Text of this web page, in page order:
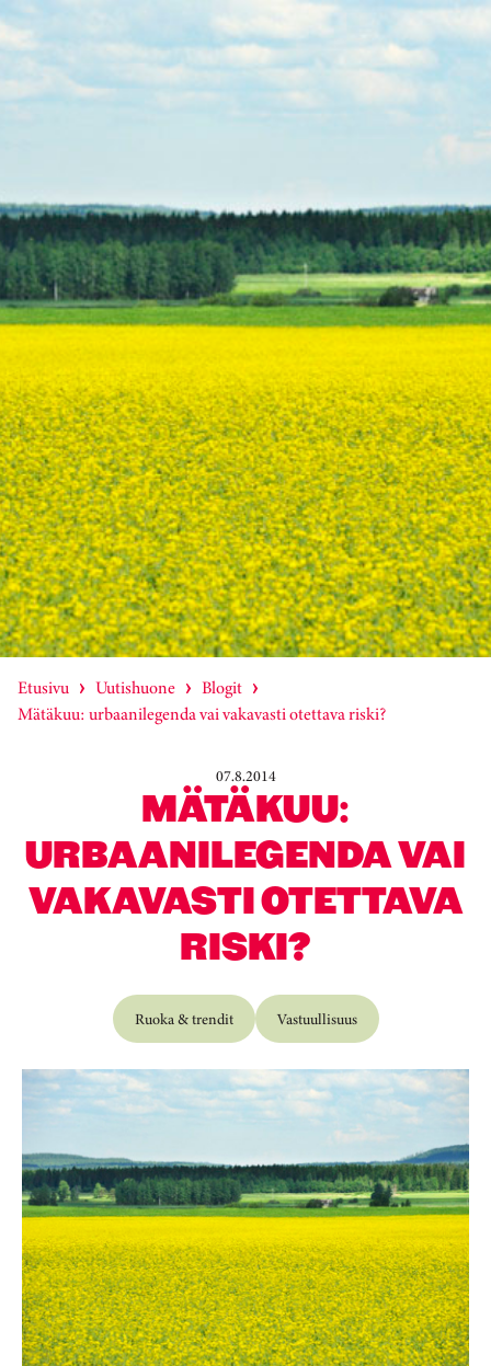
Etusivu Uutishuone
Blogit
Mätäkuu: urbaanilegenda vai vakavasti otettava riski?
07.8.2014
MÄTÄKUU:
URBAANILEGENDA VAI
VAKAVASTI OTETTAVA
RISKI?
Ruoka & trendit Vastuullisuus